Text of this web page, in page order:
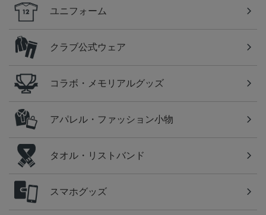
ユニフォーム
クラブ公式ウェア
コラボ・メモリアルグッズ
アパレル・ファッション小物
タオル・リストバンド
スマホグッズ